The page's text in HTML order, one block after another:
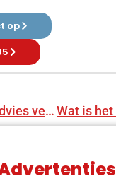
op
Kun je bouwadvies verbeteren door vroeg te beginnen?